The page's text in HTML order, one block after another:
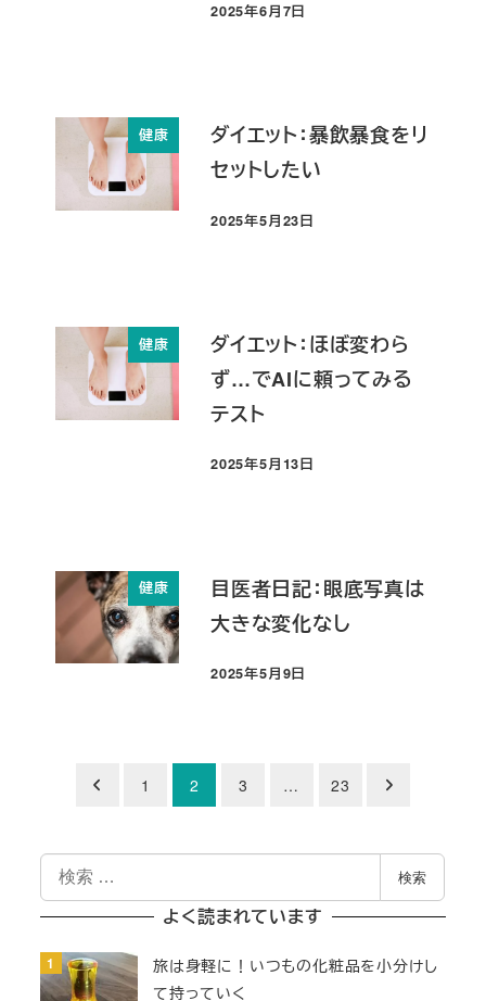
投稿日
2025年6月7日
健康
ダイエット：暴飲暴食をリ
セットしたい
投稿日
2025年5月23日
健康
ダイエット：ほぼ変わら
ず…でAIに頼ってみる
テスト
投稿日
2025年5月13日
健康
目医者日記：眼底写真は
大きな変化なし
投稿日
2025年5月9日
の
ペ
ー
1 2 3 … 23
索
検索
よく読まれています
旅は身軽に！いつもの化粧品を小分けし
て持っていく